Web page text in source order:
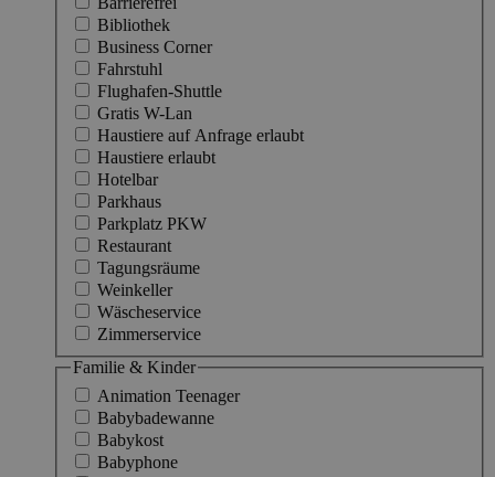
Bibliothek
Business Corner
Fahrstuhl
Flughafen-Shuttle
Gratis W-Lan
Haustiere auf Anfrage erlaubt
Haustiere erlaubt
Hotelbar
Parkhaus
Parkplatz PKW
Restaurant
Tagungsräume
Weinkeller
Wäscheservice
Zimmerservice
Familie & Kinder
Animation Teenager
Babybadewanne
Babykost
Babyphone